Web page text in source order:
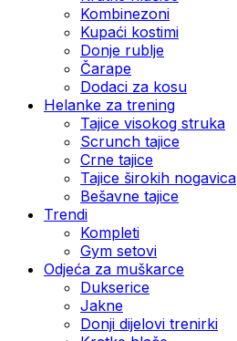
Kombinezoni
Kupaći kostimi
Donje rublje
Čarape
Dodaci za kosu
Helanke za trening
Tajice visokog struka
Scrunch tajice
Crne tajice
Tajice širokih nogavica
Bešavne tajice
Trendi
Kompleti
Gym setovi
Odjeća za muškarce
Dukserice
Jakne
Donji dijelovi trenirki